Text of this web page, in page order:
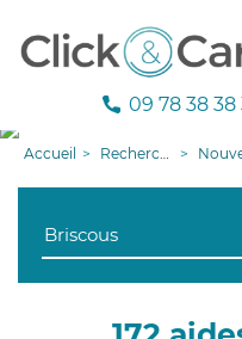
09 78 38 38
Accueil Recherche aide à domicile Nouvelle-